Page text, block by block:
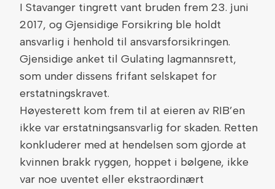
I Stavanger tingrett vant bruden frem 23. juni
2017, og Gjensidige Forsikring ble holdt
ansvarlig i henhold til ansvarsforsikringen.
Gjensidige anket til Gulating lagmannsrett,
som under dissens frifant selskapet for
erstatningskravet.
Høyesterett kom frem til at eieren av RIB’en
ikke var erstatningsansvarlig for skaden. Retten
konkluderer med at hendelsen som gjorde at
kvinnen brakk ryggen, hoppet i bølgene, ikke
var noe uventet eller ekstraordinært